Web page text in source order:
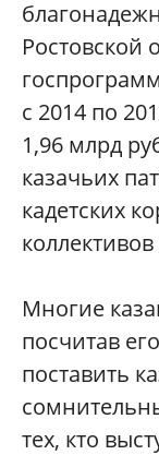
Ростовской
с 2014 по
1,96 млрд
казачьих
кадетских
Многие
посчитав
поставить
тех, кто